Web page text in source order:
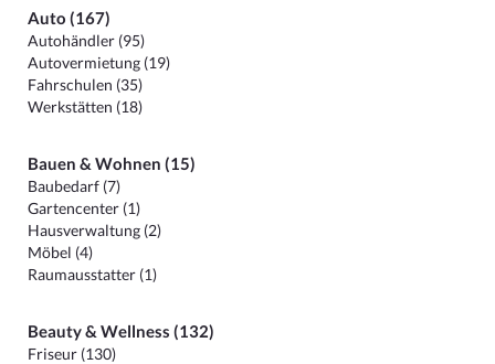
Auto (167)
Autohändler (95)
Autovermietung (19)
Fahrschulen (35)
Werkstätten (18)
Bauen & Wohnen (15)
Baubedarf (7)
Gartencenter (1)
Hausverwaltung (2)
Möbel (4)
Raumausstatter (1)
Beauty & Wellness (132)
Friseur (130)